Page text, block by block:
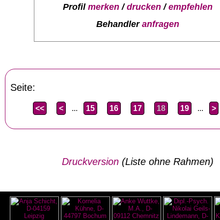
Profil merken/drucken/empfehlen
Behandler anfragen
Seite:
<< < ... 15 16 17 18 19 ... >
Druckversion(Liste ohne Rahmen)